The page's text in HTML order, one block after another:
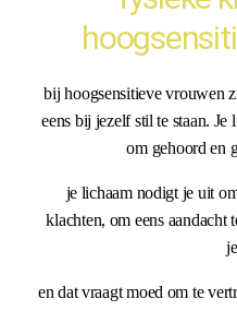
bij hoogsensitieve vrouwen
eens bij jezelf stil te staan. Je
om gehoord en
je lichaam nodigt je uit
klachten, om eens aandacht
en dat vraagt moed om te